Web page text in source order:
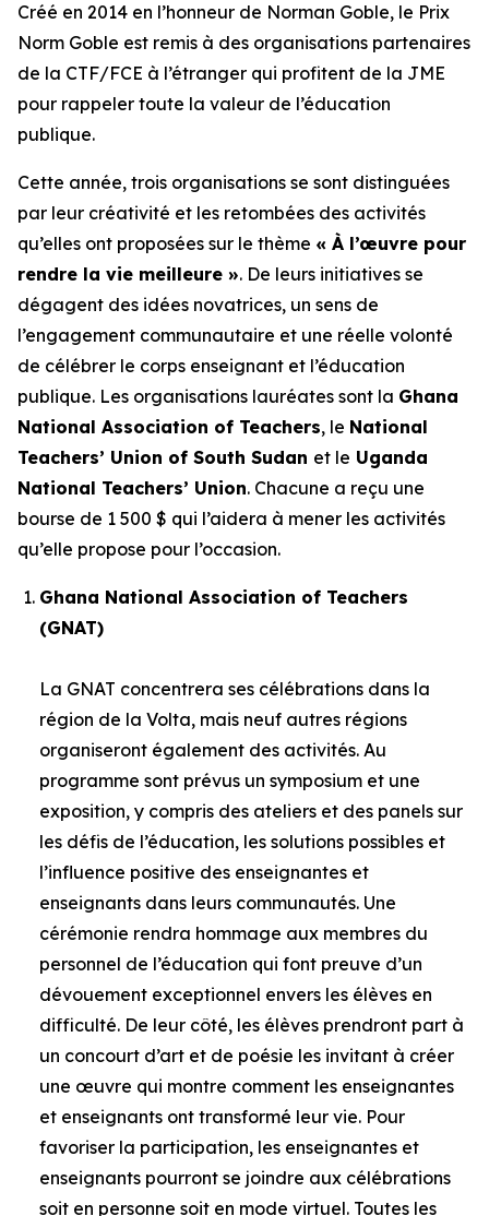
Créé en 2014 en l’honneur de Norman Goble, le Prix
Norm Goble est remis à des organisations partenaires
de la CTF/FCE à l’étranger qui profitent de la JME
pour rappeler toute la valeur de l’éducation
publique.
Cette année, trois organisations se sont distinguées
par leur créativité et les retombées des activités
qu’elles ont proposées sur le thème « À l’œuvre pour
rendre la vie meilleure ». De leurs initiatives se
dégagent des idées novatrices, un sens de
l’engagement communautaire et une réelle volonté
de célébrer le corps enseignant et l’éducation
publique. Les organisations lauréates sont la Ghana
National Association of Teachers, le National
Teachers’ Union of South Sudan et le Uganda
National Teachers’ Union. Chacune a reçu une
bourse de 1 500 $ qui l’aidera à mener les activités
qu’elle propose pour l’occasion.
Ghana National Association of Teachers
(GNAT)
La GNAT concentrera ses célébrations dans la
région de la Volta, mais neuf autres régions
organiseront également des activités. Au
programme sont prévus un symposium et une
exposition, y compris des ateliers et des panels sur
les défis de l’éducation, les solutions possibles et
l’influence positive des enseignantes et
enseignants dans leurs communautés. Une
cérémonie rendra hommage aux membres du
personnel de l’éducation qui font preuve d’un
dévouement exceptionnel envers les élèves en
difficulté. De leur côté, les élèves prendront part à
un concourt d’art et de poésie les invitant à créer
une œuvre qui montre comment les enseignantes
et enseignants ont transformé leur vie. Pour
favoriser la participation, les enseignantes et
enseignants pourront se joindre aux célébrations
soit en personne soit en mode virtuel. Toutes les